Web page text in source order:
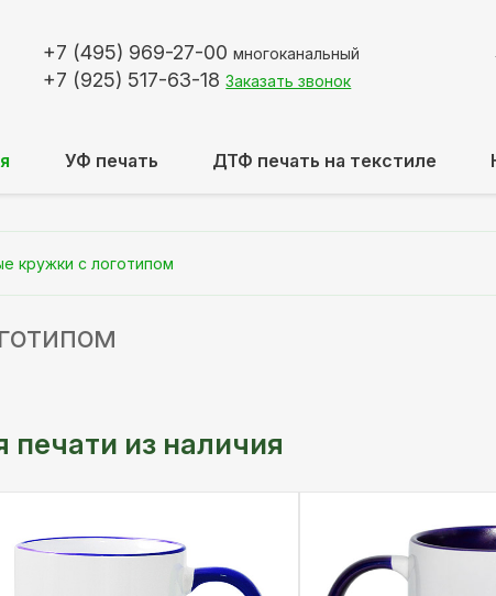
+7 (495) 969-27-00 многоканальный
+7 (925) 517-63-18 Заказать звонок
УФ печать ДТФ печать на текстиле
кружки с логотипом
из наличия